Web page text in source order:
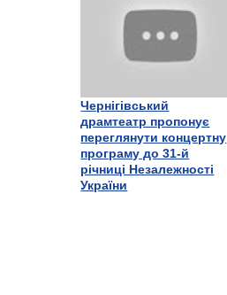
Чернігівський
драмтеатр пропонує
переглянути концертну
програму до 31-й
річниці Незалежності
України